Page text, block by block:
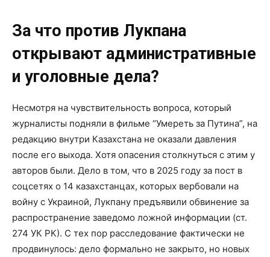
За что против Лукпана
открывают административные
и уголовные дела?
Несмотря на чувствительность вопроса, который
журналисты подняли в фильме “Умереть за Путина”, на
редакцию внутри Казахстана не оказали давления
после его выхода. Хотя опасения столкнуться с этим у
авторов были. Дело в том, что в 2025 году за пост в
соцсетях о 14 казахстанцах, которых вербовали на
войну с Украиной, Лукпану предъявили обвинение за
распространение заведомо ложной информации (ст.
274 УК РК). С тех пор расследование фактически не
продвинулось: дело формально не закрыто, но новых